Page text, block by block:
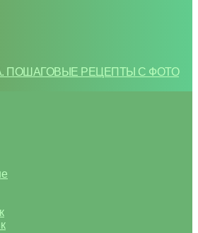
ПОШАГОВЫЕ РЕЦЕПТЫ С ФОТО